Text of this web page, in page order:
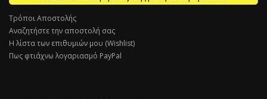
Τρόποι Αποστολής
Αναζητήστε την αποστολή σας
Η λίστα των επιθυμιών μου (Wishlist)
Πως φτιάχνω λογαριασμό PayPal